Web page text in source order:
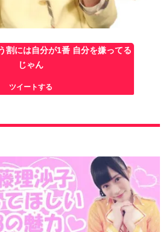
割には自分が1番 自分を嫌ってる
じゃん
ツイートする